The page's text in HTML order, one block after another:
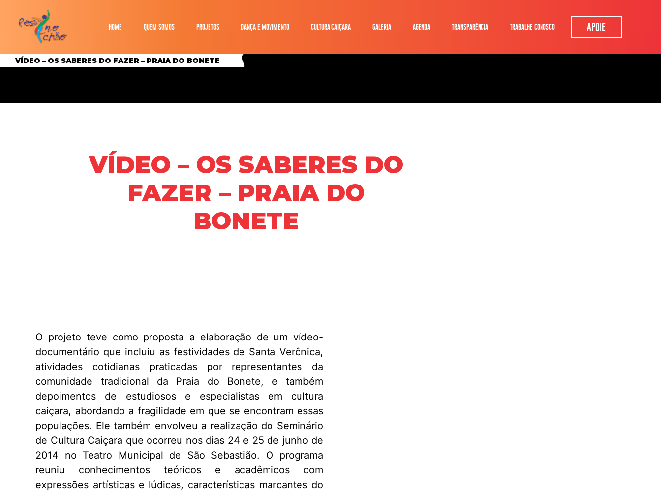
HOME QUEM SOMOS PROJETOS DANÇA E MOVIMENTO CULTURA CAIÇARA GALERIA AGENDA TRANSPARÊNCIA TRABALHE CONOSCO APOIE
VÍDEO – OS SABERES DO FAZER – PRAIA DO BONETE
VÍDEO – OS SABERES DO
FAZER – PRAIA DO
BONETE
O projeto teve como proposta a elaboração de um vídeo-
documentário que incluiu as festividades de Santa Verônica,
atividades cotidianas praticadas por representantes da
comunidade tradicional da Praia do Bonete, e também
depoimentos de estudiosos e especialistas em cultura
caiçara, abordando a fragilidade em que se encontram essas
populações. Ele também envolveu a realização do Seminário
de Cultura Caiçara que ocorreu nos dias 24 e 25 de junho de
2014 no Teatro Municipal de São Sebastião. O programa
reuniu conhecimentos teóricos e acadêmicos com
expressões artísticas e lúdicas, características marcantes do